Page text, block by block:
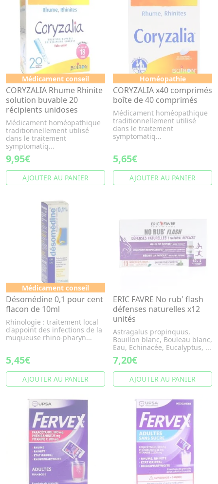
Médicament conseil
CORYZALIA Rhume Rhinite
solution buvable 20
récipients unidoses
Médicament homéopathique
traditionnellement utilisé
dans le traitement
symptomatiq...
9,95€
AJOUTER AU PANIER
Homéopathie
CORYZALIA x40 comprimés
boîte de 40 comprimés
Médicament homéopathique
traditionnellement utilisé
dans le traitement
symptomatiq...
5,65€
AJOUTER AU PANIER
Médicament conseil
Désomédine 0,1 pour cent
flacon de 10ml
Rhinologie : traitement local
d'appoint des infections de la
muqueuse rhino-pharyn...
5,45€
AJOUTER AU PANIER
ERIC FAVRE No rub' flash
défenses naturelles x12
unités
Astragalus propinquus,
Bouillon blanc, Bouleau blanc,
Eau, Echinacée, Eucalyptus, ...
7,20€
AJOUTER AU PANIER